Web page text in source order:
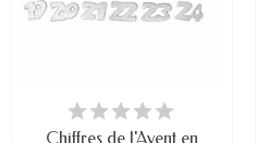
EN STOCK
Chiffres de l'Avent en